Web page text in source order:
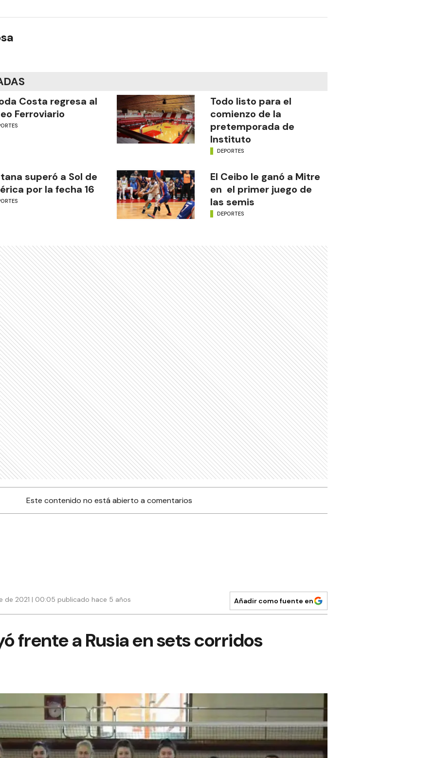
Costa regresa al
Ferroviario
Todo listo para el
comienzo de la
pretemporada de
Instituto
DEPORTES
superó a Sol de
por la fecha 16
El Ceibo le ganó a Mitre
en el primer juego de
las semis
DEPORTES
Este contenido no está abierto a comentarios
de 2021 | 00:05 publicado hace 5 años Añadir como fuente en
frente a Rusia en sets corridos